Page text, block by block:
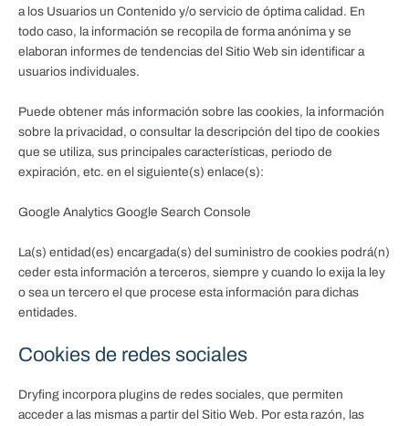
a los Usuarios un Contenido y/o servicio de óptima calidad. En
todo caso, la información se recopila de forma anónima y se
elaboran informes de tendencias del Sitio Web sin identificar a
usuarios individuales.
Puede obtener más información sobre las cookies, la información
sobre la privacidad, o consultar la descripción del tipo de cookies
que se utiliza, sus principales características, periodo de
expiración, etc. en el siguiente(s) enlace(s):
Google Analytics Google Search Console
La(s) entidad(es) encargada(s) del suministro de cookies podrá(n)
ceder esta información a terceros, siempre y cuando lo exija la ley
o sea un tercero el que procese esta información para dichas
entidades.
Cookies de redes sociales
Dryfing incorpora plugins de redes sociales, que permiten
acceder a las mismas a partir del Sitio Web. Por esta razón, las